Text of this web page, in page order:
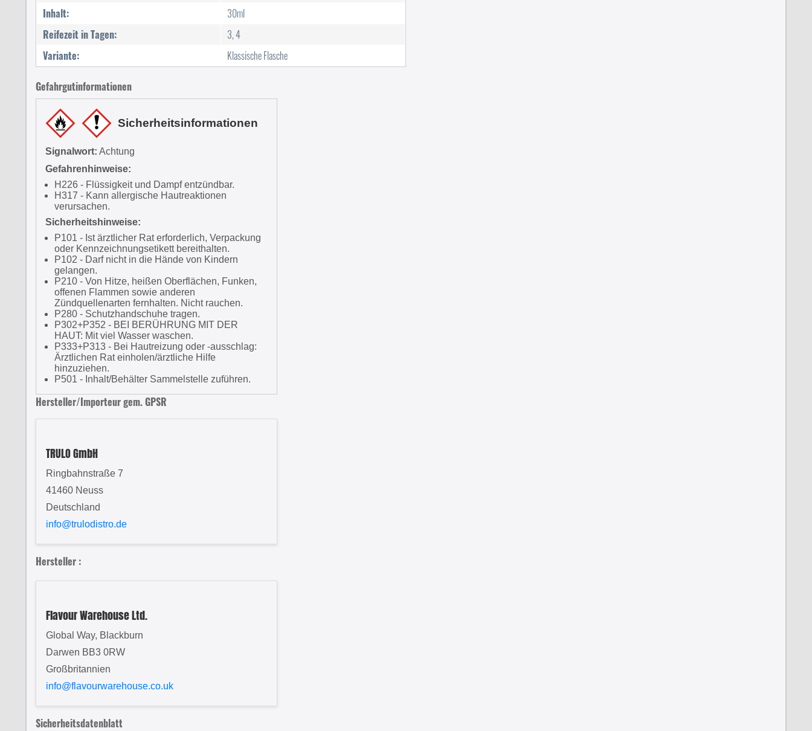
Inhalt:
30ml
Reifezeit in Tagen:
3, 4
Variante:
Klassische Flasche
Gefahrgutinformationen
Sicherheitsinformationen
Signalwort: Achtung
Gefahrenhinweise:
H226 - Flüssigkeit und Dampf entzündbar.
H317 - Kann allergische Hautreaktionen
verursachen.
Sicherheitshinweise:
P101 - Ist ärztlicher Rat erforderlich, Verpackung
oder Kennzeichnungsetikett bereithalten.
P102 - Darf nicht in die Hände von Kindern
gelangen.
P210 - Von Hitze, heißen Oberflächen, Funken,
offenen Flammen sowie anderen
Zündquellenarten fernhalten. Nicht rauchen.
P280 - Schutzhandschuhe tragen.
P302+P352 - BEI BERÜHRUNG MIT DER
HAUT: Mit viel Wasser waschen.
P333+P313 - Bei Hautreizung oder -ausschlag:
Ärztlichen Rat einholen/ärztliche Hilfe
hinzuziehen.
P501 - Inhalt/Behälter Sammelstelle zuführen.
Hersteller/Importeur gem. GPSR
TRULO GmbH
Ringbahnstraße 7
41460 Neuss
Deutschland
info@trulodistro.de
Hersteller :
Flavour Warehouse Ltd.
Global Way, Blackburn
Darwen BB3 0RW
Großbritannien
info@flavourwarehouse.co.uk
Sicherheitsdatenblatt